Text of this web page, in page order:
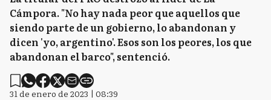
Cámpora. "No hay nada peor que aquellos que
siendo parte de un gobierno, lo abandonan y
dicen 'yo, argentino'. Esos son los peores, los que
abandonan el barco", sentenció.
31 de enero de 2023 | 08:39